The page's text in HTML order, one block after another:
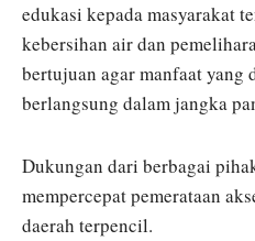
edukasi kepada masyarakat
kebersihan air dan
bertujuan agar manfaat yang
berlangsung dalam jangka
Dukungan dari berbagai
mempercepat pemerataan
daerah terpencil.